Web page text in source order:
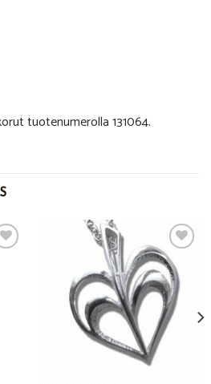
tuotenumerolla 131064.
Add to
Wishlist